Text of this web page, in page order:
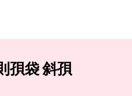
孭袋 斜孭